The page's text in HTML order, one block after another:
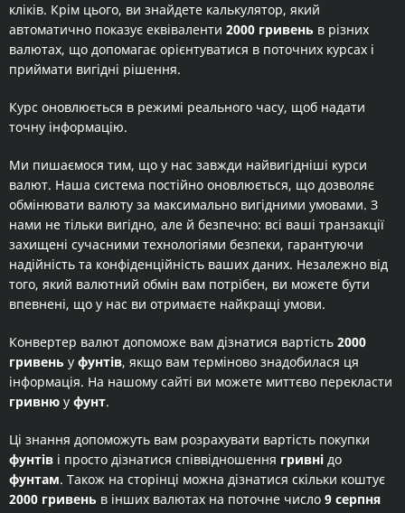
кліків. Крім цього, ви знайдете калькулятор, який
автоматично показує еквіваленти 2000 гривень в різних
валютах, що допомагає орієнтуватися в поточних курсах і
приймати вигідні рішення.
Курс оновлюється в режимі реального часу, щоб надати
точну інформацію.
Ми пишаємося тим, що у нас завжди найвигідніші курси
валют. Наша система постійно оновлюється, що дозволяє
обмінювати валюту за максимально вигідними умовами. З
нами не тільки вигідно, але й безпечно: всі ваші транзакції
захищені сучасними технологіями безпеки, гарантуючи
надійність та конфіденційність ваших даних. Незалежно від
того, який валютний обмін вам потрібен, ви можете бути
впевнені, що у нас ви отримаєте найкращі умови.
Конвертер валют допоможе вам дізнатися вартість 2000
гривень у фунтів, якщо вам терміново знадобилася ця
інформація. На нашому сайті ви можете миттєво перекласти
гривню у фунт.
Ці знання допоможуть вам розрахувати вартість покупки
фунтів і просто дізнатися співвідношення гривні до
фунтам. Також на сторінці можна дізнатися скільки коштує
2000 гривень в інших валютах на поточне число 9 серпня